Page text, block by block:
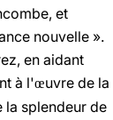
et
nouvelle ».
en aidant
à l'œuvre de la
la splendeur de